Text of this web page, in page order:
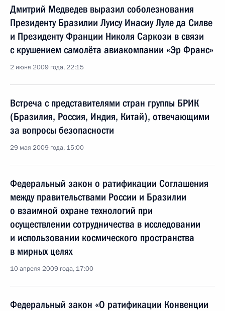
Дмитрий Медведев выразил соболезнования
Президенту Бразилии Луису Инасиу Луле да Силве
и Президенту Франции Николя Саркози в связи
с крушением самолёта авиакомпании «Эр Франс»
2 июня 2009 года, 22:15
Встреча с представителями стран группы БРИК
(Бразилия, Россия, Индия, Китай), отвечающими
за вопросы безопасности
29 мая 2009 года, 15:00
Федеральный закон о ратификации Соглашения
между правительствами России и Бразилии
о взаимной охране технологий при
осуществлении сотрудничества в исследовании
и использовании космического пространства
в мирных целях
10 апреля 2009 года, 17:00
Федеральный закон «О ратификации Конвенции